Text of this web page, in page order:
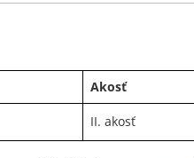
Akosť
II. akosť